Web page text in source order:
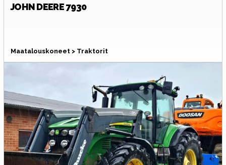
JOHN DEERE7930
Maatalouskoneet > Traktorit